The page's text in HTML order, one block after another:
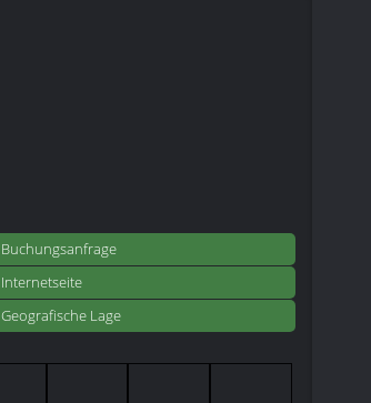
Buchungsanfrage
Internetseite
Geografische Lage